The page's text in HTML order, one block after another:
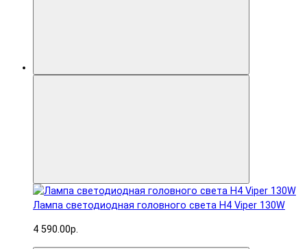
Лампа светодиодная головного света H4 Viper 130W
4 590.00р.